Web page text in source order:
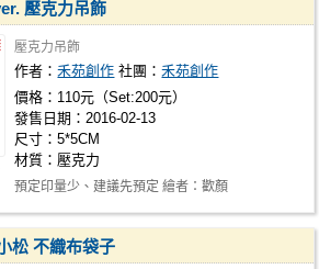
壓克力吊飾
壓克力吊飾
作者：禾苑創作 社團：禾苑創作
價格：110元（Set:200元）
發售日期：2016-02-13
尺寸：5*5CM
材質：壓克力
預定印量少、建議先預定 繪者：歡顏
松 不織布袋子